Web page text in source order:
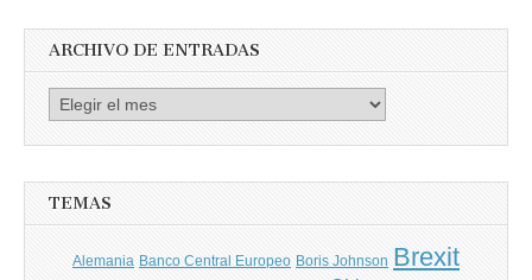
ARCHIVO DE ENTRADAS
Archivo
TEMAS
Alemania Banco Central Europeo Boris Johnson Brexit